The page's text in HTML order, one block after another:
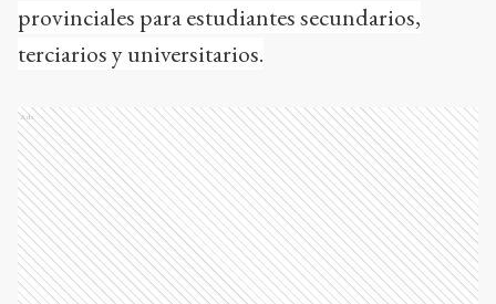
provinciales para estudiantes secundarios,
terciarios y universitarios.
Ads